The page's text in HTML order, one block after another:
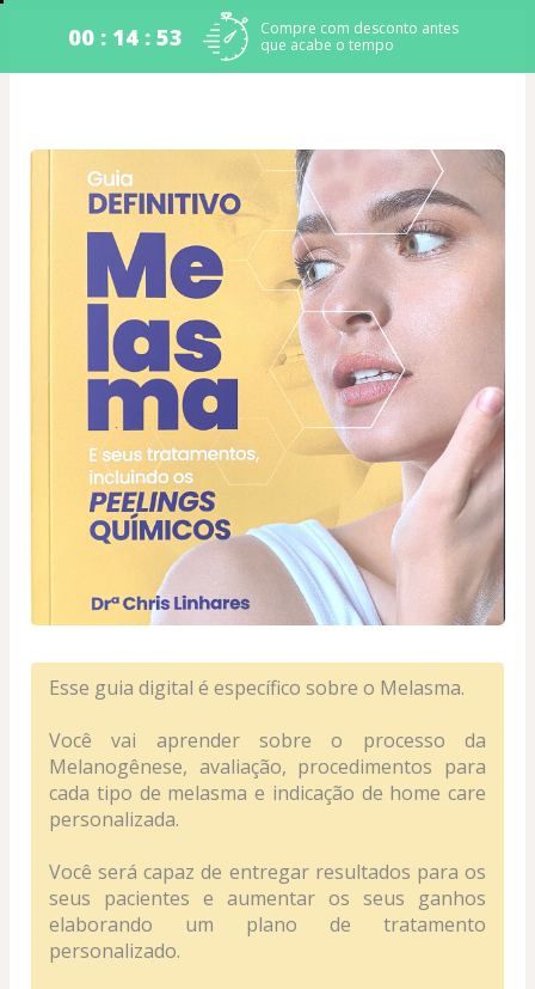
00 : 14 : 53
Compre com desconto antes
que acabe o tempo
Esse guia digital é específico sobre o Melasma.
Você vai aprender sobre o processo da
Melanogênese, avaliação, procedimentos para
cada tipo de melasma e indicação de home care
personalizada.
Você será capaz de entregar resultados para os
seus pacientes e aumentar os seus ganhos
elaborando um plano de tratamento
personalizado.